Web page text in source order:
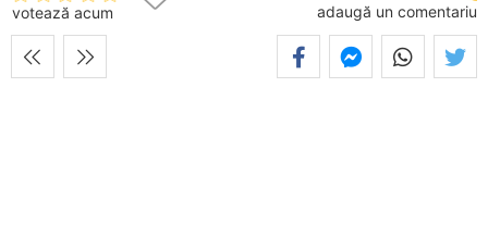
votează acum adaugă un comentariu